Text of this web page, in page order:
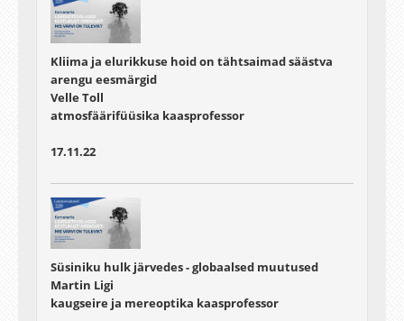
Kliima ja elurikkuse hoid on tähtsaimad säästva
arengu eesmärgid
Velle Toll
atmosfäärifüüsika kaasprofessor
17.11.22
Süsiniku hulk järvedes - globaalsed muutused
Martin Ligi
kaugseire ja mereoptika kaasprofessor